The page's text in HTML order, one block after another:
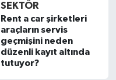
SEKTÖR
Rent a car şirketleri
araçların servis
geçmişini neden
düzenli kayıt altında
tutuyor?